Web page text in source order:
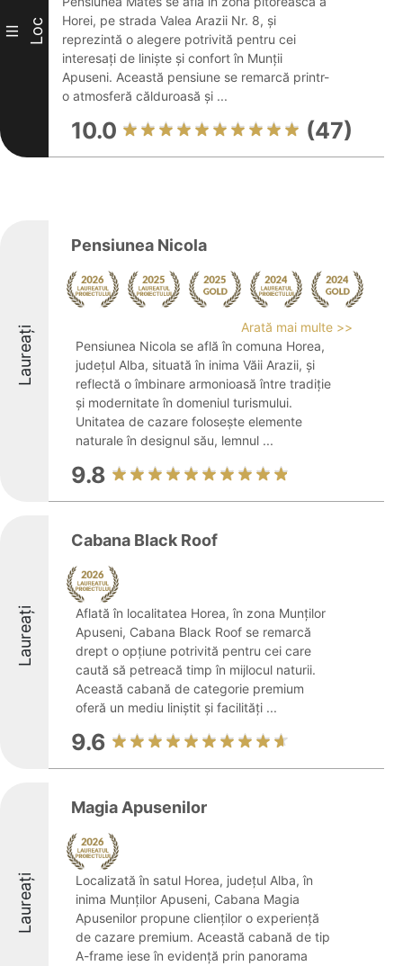
III Loc
Horei, pe strada Valea Arazii Nr. 8, și
reprezintă o alegere potrivită pentru cei
interesați de liniște și confort în Munții
Apuseni. Această pensiune se remarcă printr-
o atmosferă călduroasă și ...
10.0 (47)
Laureați
Pensiunea Nicola
Arată mai multe >>
Pensiunea Nicola se află în comuna Horea,
județul Alba, situată în inima Văii Arazii, și
reflectă o îmbinare armonioasă între tradiție
și modernitate în domeniul turismului.
Unitatea de cazare folosește elemente
naturale în designul său, lemnul ...
9.8
Laureați
Cabana Black Roof
Aflată în localitatea Horea, în zona Munților
Apuseni, Cabana Black Roof se remarcă
drept o opțiune potrivită pentru cei care
caută să petreacă timp în mijlocul naturii.
Această cabană de categorie premium
oferă un mediu liniștit și facilități ...
9.6
Laureați
Magia Apusenilor
Localizată în satul Horea, județul Alba, în
inima Munților Apuseni, Cabana Magia
Apusenilor propune clienților o experiență
de cazare premium. Această cabană de tip
A-frame iese în evidență prin panorama